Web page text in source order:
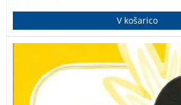
V košarico
Prikupna in igriva slikanica o malem
prav posebno supermočjo.